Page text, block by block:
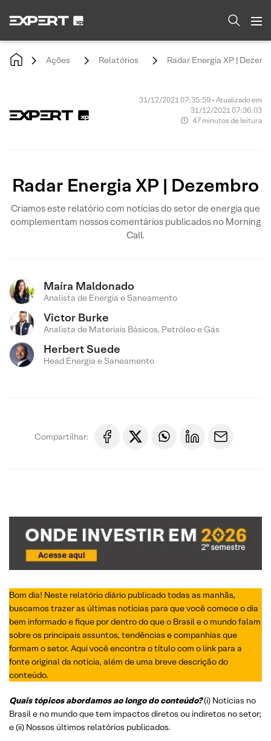
Ações Relatórios Radar Energia XP |
31/12/2021 07:35:59 • Atualizado em
31/12/2021 07:36:03
47 minutos de leitura
Radar Energia XP | Dezembro
Criamos este relatório com notícias do setor de energia que
complementam nossos comentários publicados no Morning
Call.
Maíra Maldonado
Analista de Energia e Saneamento
Victor Burke
Analista de Materiais Básicos, Petróleo e Gás
Herbert Suede
Head Energia e Saneamento
Compartilhar:
Bom dia! Neste relatório diário publicado todas as manhãs,
buscamos trazer as últimas notícias para que você comece o dia
bem informado e fique por dentro do que o Brasil e o mundo falam
sobre os principais assuntos, tendências e companhias que
formam o setor. Aqui você encontra o título com o link para a
fonte original da notícia, além de uma breve descrição do
conteúdo.
Quais tópicos abordamos ao longo do conteúdo?(i) Notícias no
Brasil e no mundo que tem impactos diretos ou indiretos no setor;
e (ii) Nossos últimos relatórios publicados.